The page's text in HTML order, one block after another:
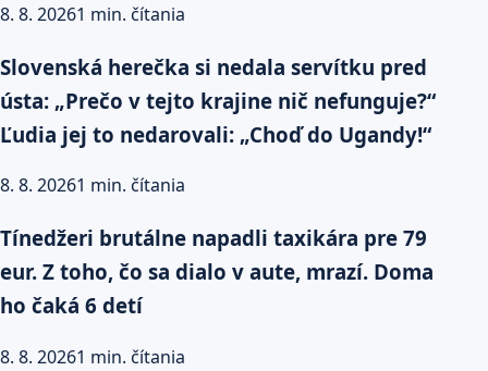
8. 8. 20261 min. čítania
Slovenská herečka si nedala servítku pred
ústa: „Prečo v tejto krajine nič nefunguje?“
Ľudia jej to nedarovali: „Choď do Ugandy!“
8. 8. 20261 min. čítania
Tínedžeri brutálne napadli taxikára pre 79
eur. Z toho, čo sa dialo v aute, mrazí. Doma
ho čaká 6 detí
8. 8. 20261 min. čítania